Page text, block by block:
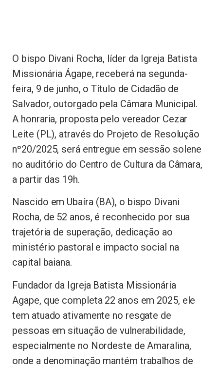
O bispo Divani Rocha, líder da Igreja Batista
Missionária Ágape, receberá na segunda-
feira, 9 de junho, o Título de Cidadão de
Salvador, outorgado pela Câmara Municipal.
A honraria, proposta pelo vereador Cezar
Leite (PL), através do Projeto de Resolução
nº20/2025, será entregue em sessão solene
no auditório do Centro de Cultura da Câmara,
a partir das 19h.
Nascido em Ubaíra (BA), o bispo Divani
Rocha, de 52 anos, é reconhecido por sua
trajetória de superação, dedicação ao
ministério pastoral e impacto social na
capital baiana.
Fundador da Igreja Batista Missionária
Agape, que completa 22 anos em 2025, ele
tem atuado ativamente no resgate de
pessoas em situação de vulnerabilidade,
especialmente no Nordeste de Amaralina,
onde a denominação mantém trabalhos de